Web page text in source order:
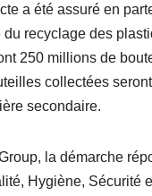
a été assuré en
recyclage des
250 millions de
collectées
secondaire.
la démarche
Hygiène, Sécurité